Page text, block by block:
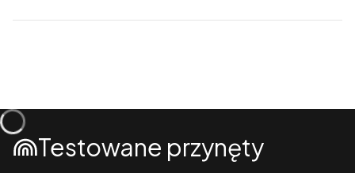
Testowane przynęty